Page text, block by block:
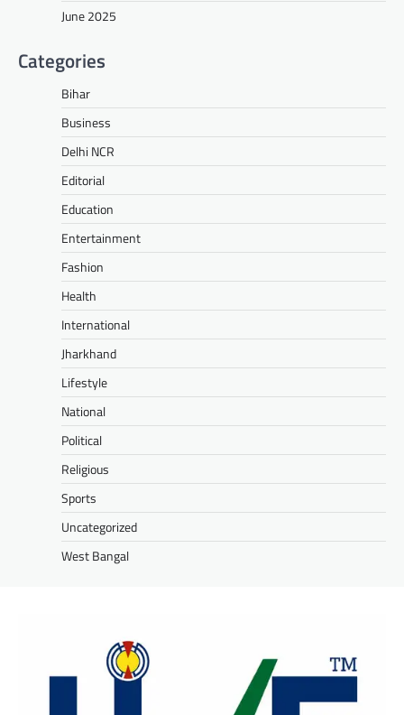
June 2025
Categories
Bihar
Business
Delhi NCR
Editorial
Education
Entertainment
Fashion
Health
International
Jharkhand
Lifestyle
National
Political
Religious
Sports
Uncategorized
West Bangal